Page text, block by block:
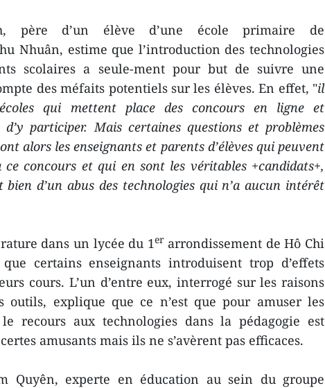
père d’un élève d’une école primaire de
Nhuân, estime que l’introduction des technologies
scolaires a seule-ment pour but de suivre une
des méfaits potentiels sur les élèves. En effet, "il
qui mettent place des concours en ligne et
d’y participer. Mais certaines questions et problèmes
alors les enseignants et parents d’élèves qui peuvent
concours et qui en sont les véritables +candidats+,
bien d’un abus des technologies qui n’a aucun intérêt
dans un lycée du 1erarrondissement de Hô Chi
certains enseignants introduisent trop d’effets
cours. L’un d’entre eux, interrogé sur les raisons
outils, explique que ce n’est que pour amuser les
recours aux technologies dans la pédagogie est
amusants mais ils ne s’avèrent pas efficaces.
Quyên, experte en éducation au sein du groupe